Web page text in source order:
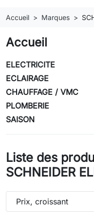
Accueil Marques
Accueil
ELECTRICITE
ECLAIRAGE
CHAUFFAGE / VMC
PLOMBERIE
SAISON
Liste des
SCHNEIDER
Prix, croissant